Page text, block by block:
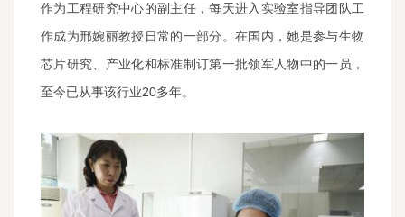
作为工程研究中心的副主任，每天进入实验室指导团队工
作成为邢婉丽教授日常的一部分。在国内，她是参与生物
芯片研究、产业化和标准制订第一批领军人物中的一员，
至今已从事该行业20多年。